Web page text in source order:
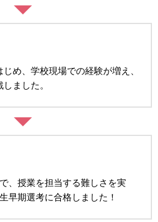
め、学校現場での経験が増え、
ました。
、授業を担当する難しさを実
早期選考に合格しました！